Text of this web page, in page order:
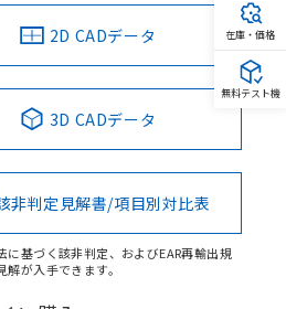
2D CADデータ
3D CADデータ
非判定見解書/項目別対比表
に基づく該非判定、およびEAR再輸出規
解が入手できます。
在庫・価格
無料テスト機